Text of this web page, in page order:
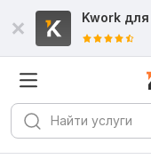
Kwork для